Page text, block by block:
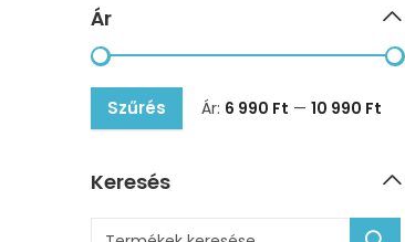
Ár
Szűrés Ár: 6 990 Ft — 10 990 Ft
Keresés